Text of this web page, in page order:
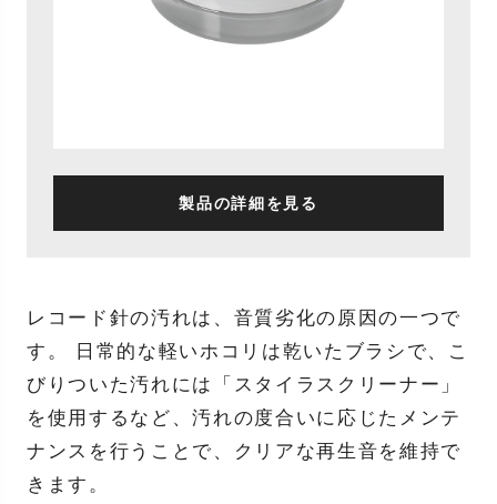
製品の詳細を見る
レコード針の汚れは、音質劣化の原因の一つで
す。 日常的な軽いホコリは乾いたブラシで、こ
びりついた汚れには「スタイラスクリーナー」
を使用するなど、汚れの度合いに応じたメンテ
ナンスを行うことで、クリアな再生音を維持で
きます。